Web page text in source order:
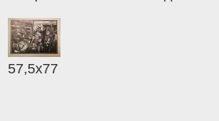
57,5х77